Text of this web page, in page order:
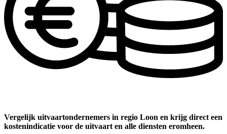
Vergelijk uitvaartondernemers in regio Loon en krijg direct een
kostenindicatie voor de uitvaart en alle diensten eromheen.